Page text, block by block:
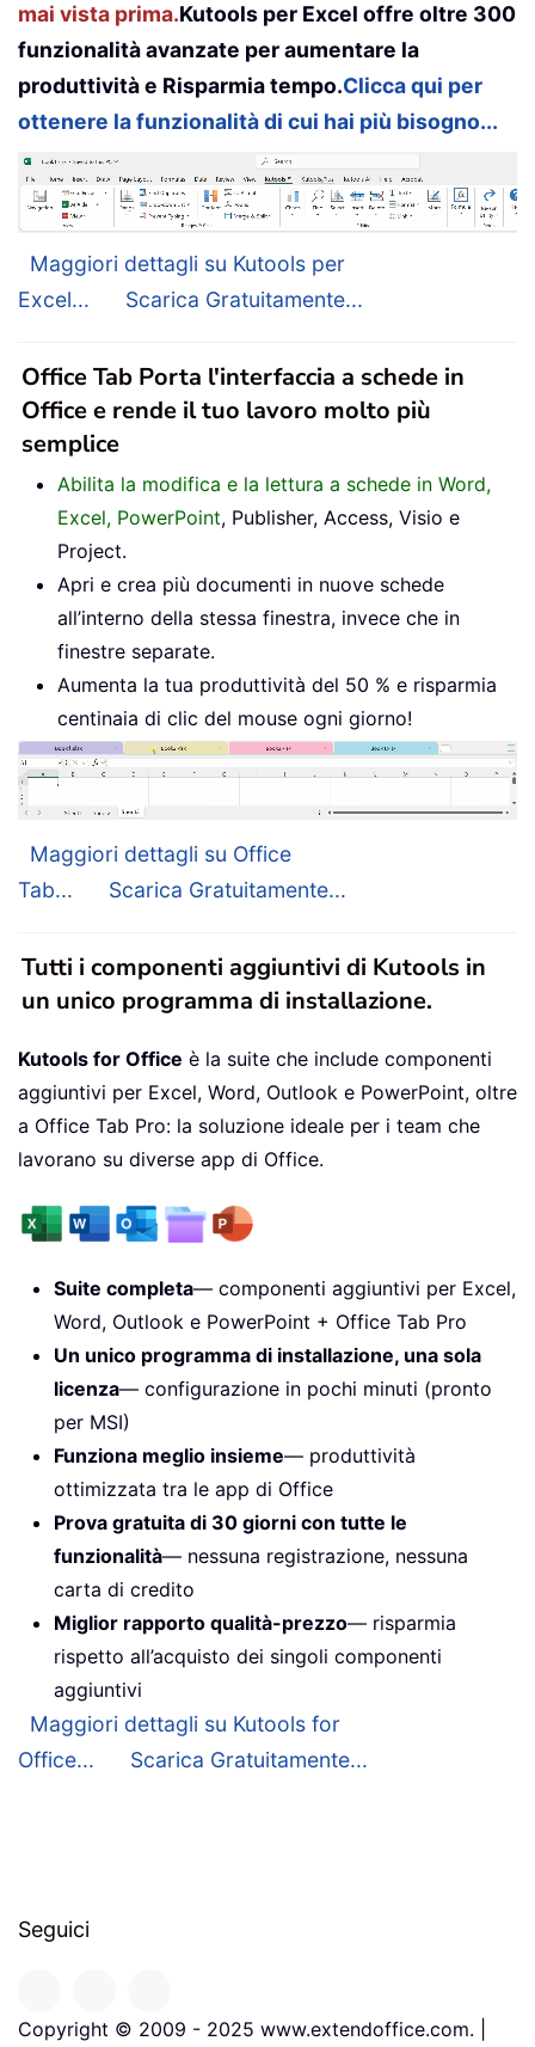
mai vista prima.Kutools per Excel offre oltre 300
funzionalità avanzate per aumentare la
produttività e Risparmia tempo.Clicca qui per
ottenere la funzionalità di cui hai più bisogno...
Maggiori dettagli su Kutools per
Excel...
Scarica Gratuitamente...
Office Tab Porta l'interfaccia a schede in
Office e rende il tuo lavoro molto più
semplice
Abilita la modifica e la lettura a schede in Word,
Excel, PowerPoint, Publisher, Access, Visio e
Project.
Apri e crea più documenti in nuove schede
all’interno della stessa finestra, invece che in
finestre separate.
Aumenta la tua produttività del 50 % e risparmia
centinaia di clic del mouse ogni giorno!
Maggiori dettagli su Office
Tab...
Scarica Gratuitamente...
Tutti i componenti aggiuntivi di Kutools in
un unico programma di installazione.
Kutools for Office è la suite che include componenti
aggiuntivi per Excel, Word, Outlook e PowerPoint, oltre
a Office Tab Pro: la soluzione ideale per i team che
lavorano su diverse app di Office.
Suite completa— componenti aggiuntivi per Excel,
Word, Outlook e PowerPoint + Office Tab Pro
Un unico programma di installazione, una sola
licenza— configurazione in pochi minuti (pronto
per MSI)
Funziona meglio insieme— produttività
ottimizzata tra le app di Office
Prova gratuita di 30 giorni con tutte le
funzionalità— nessuna registrazione, nessuna
carta di credito
Miglior rapporto qualità-prezzo— risparmia
rispetto all’acquisto dei singoli componenti
aggiuntivi
Maggiori dettagli su Kutools for
Office...
Scarica Gratuitamente...
Seguici
Copyright © 2009 - 2025 www.extendoffice.com. |